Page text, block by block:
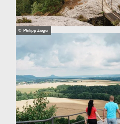
© Philipp Zieger